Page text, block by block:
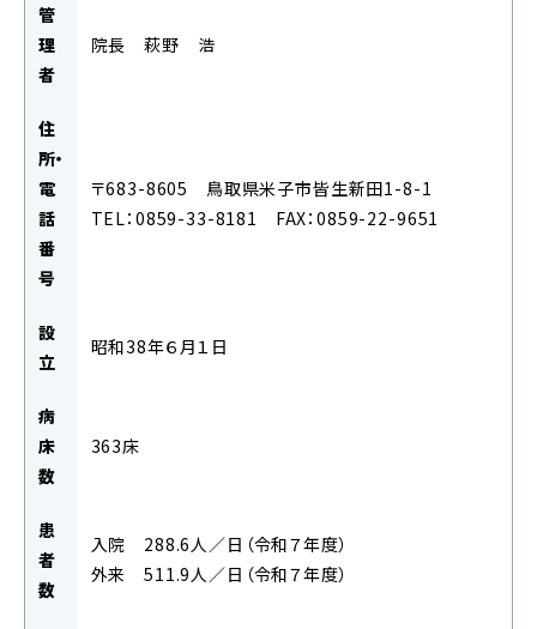
管
理
者
院長 萩野 浩
住
所・
電
話
番
号
〒683-8605 鳥取県米子市皆生新田1-8-1
TEL：0859-33-8181 FAX：0859-22-9651
設
立
昭和38年６月１日
病
床
数
363床
患
者
数
入院 288.6人／日（令和７年度）
外来 511.9人／日（令和７年度）